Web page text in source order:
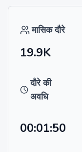
मासिक दौरे
19.9K
दौरे की
अवधि
00:01:50